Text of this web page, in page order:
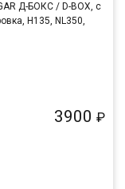
Д-БОКС / D-BOX, с
H135, NL350,
3900 ₽